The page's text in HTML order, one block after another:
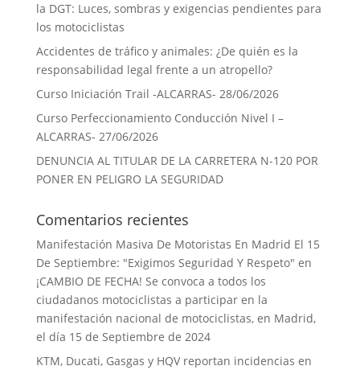
la DGT: Luces, sombras y exigencias pendientes para
los motociclistas
Accidentes de tráfico y animales: ¿De quién es la
responsabilidad legal frente a un atropello?
Curso Iniciación Trail -ALCARRAS- 28/06/2026
Curso Perfeccionamiento Conducción Nivel I –
ALCARRAS- 27/06/2026
DENUNCIA AL TITULAR DE LA CARRETERA N-120 POR
PONER EN PELIGRO LA SEGURIDAD
Comentarios recientes
Manifestación Masiva De Motoristas En Madrid El 15
De Septiembre: "Exigimos Seguridad Y Respeto" en
¡CAMBIO DE FECHA! Se convoca a todos los
ciudadanos motociclistas a participar en la
manifestación nacional de motociclistas, en Madrid,
el día 15 de Septiembre de 2024
KTM, Ducati, Gasgas y HQV reportan incidencias en